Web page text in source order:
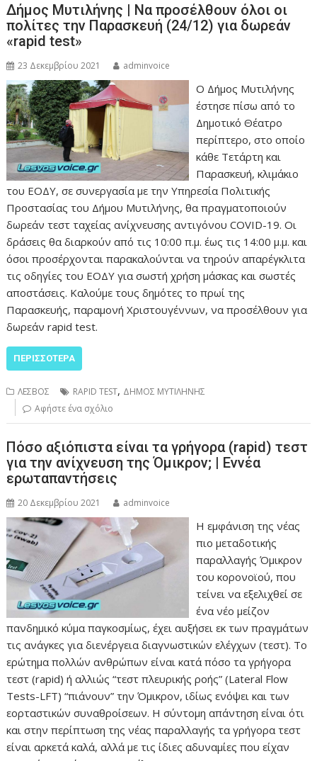
Δήμος Μυτιλήνης | Να προσέλθουν όλοι οι
πολίτες την Παρασκευή (24/12) για δωρεάν
«rapid test»
23 Δεκεμβρίου 2021 adminvoice
Ο Δήμος Μυτιλήνης
έστησε πίσω από το
Δημοτικό Θέατρο
περίπτερο, στο οποίο
κάθε Τετάρτη και
Παρασκευή, κλιμάκιο
του ΕΟΔΥ, σε συνεργασία με την Υπηρεσία Πολιτικής
Προστασίας του Δήμου Μυτιλήνης, θα πραγματοποιούν
δωρεάν τεστ ταχείας ανίχνευσης αντιγόνου COVID-19. Οι
δράσεις θα διαρκούν από τις 10:00 π.μ. έως τις 14:00 μ.μ. και
όσοι προσέρχονται παρακαλούνται να τηρούν απαρέγκλιτα
τις οδηγίες του ΕΟΔΥ για σωστή χρήση μάσκας και σωστές
αποστάσεις. Καλούμε τους δημότες το πρωί της
Παρασκευής, παραμονή Χριστουγέννων, να προσέλθουν για
δωρεάν rapid test.
ΠΕΡΙΣΣΌΤΕΡΑ
ΛΕΣΒΟΣ RAPID TEST, ΔΗΜΟΣ ΜΥΤΙΛΗΝΗΣ
Αφήστε ένα σχόλιο
Πόσο αξιόπιστα είναι τα γρήγορα (rapid) τεστ
για την ανίχνευση της Όμικρον; | Εννέα
ερωταπαντήσεις
20 Δεκεμβρίου 2021 adminvoice
Η εμφάνιση της νέας
πιο μεταδοτικής
παραλλαγής Όμικρον
του κορονοϊού, που
τείνει να εξελιχθεί σε
ένα νέο μείζον
πανδημικό κύμα παγκοσμίως, έχει αυξήσει εκ των πραγμάτων
τις ανάγκες για διενέργεια διαγνωστικών ελέγχων (τεστ). Το
ερώτημα πολλών ανθρώπων είναι κατά πόσο τα γρήγορα
τεστ (rapid) ή αλλιώς “τεστ πλευρικής ροής” (Lateral Flow
Tests-LFT) “πιάνουν” την Όμικρον, ιδίως ενόψει και των
εορταστικών συναθροίσεων. Η σύντομη απάντηση είναι ότι
και στην περίπτωση της νέας παραλλαγής τα γρήγορα τεστ
είναι αρκετά καλά, αλλά με τις ίδιες αδυναμίες που είχαν